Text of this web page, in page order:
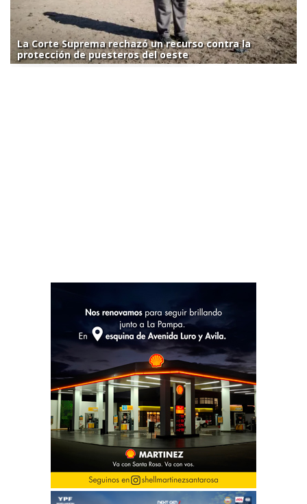
La Corte Suprema rechazó un recurso contra la
protección de puesteros del oeste